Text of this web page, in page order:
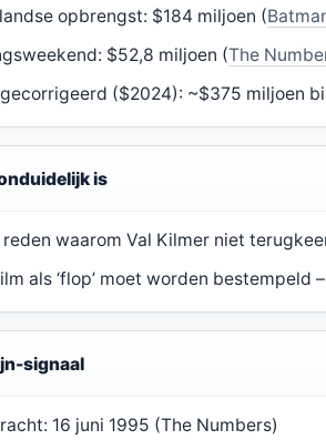
opbrengst: $184 miljoen (
$52,8 miljoen (The
($2024): ~$375 miljoen
is
reden waarom Val Kilmer niet
als ‘flop’ moet worden
signaal
16 juni 1995 (The Numbers)